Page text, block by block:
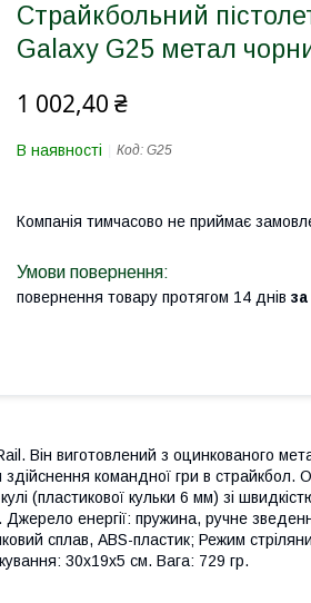
Страйкбольний
Galaxy G25 метал
1 002,40 ₴
В наявності Код: G25
Компанія тимчасово не приймає
повернення товару протягом 14 днів
Він виготовлений з оцинкованого
здійснення командної гри в страйкбол.
(пластикової кульки 6 мм) зі
енергії: пружина, ручне
сплав, ABS-пластик; Режим
30x19x5 см. Вага: 729 гр.